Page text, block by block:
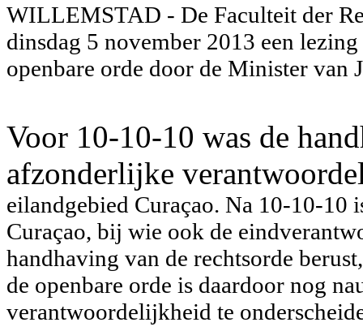
WILLEMSTAD - De Faculteit der
dinsdag 5 november 2013 een lezing
openbare orde door de Minister van
Voor 10-10-10 was de
afzonderlijke
eilandgebied Curaçao. Na 10-10-
Curaçao, bij wie ook de
handhaving van de rechtsorde
de openbare orde is daardoor nog
verantwoordelijkheid te